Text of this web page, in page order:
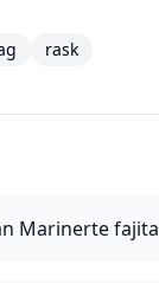
rask
Marinerte